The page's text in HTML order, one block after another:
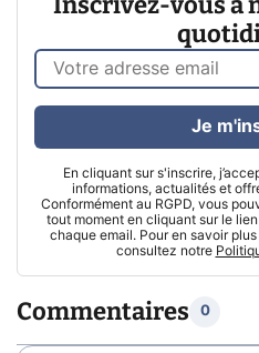
En cliquant sur s'inscrire,
informations, actualités et
Conformément au RGPD, vous
tout moment en cliquant sur le
chaque email. Pour en savoir
consultez notre
Je
Commentaires 0